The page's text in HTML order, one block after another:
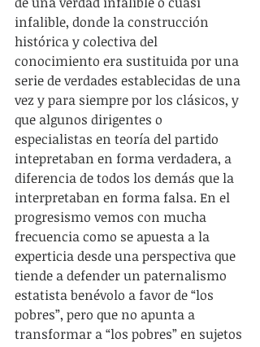
infalible, donde la construcción
histórica y colectiva del
conocimiento era sustituida por una
serie de verdades establecidas de una
vez y para siempre por los clásicos, y
que algunos dirigentes o
especialistas en teoría del partido
intepretaban en forma verdadera, a
diferencia de todos los demás que la
interpretaban en forma falsa. En el
progresismo vemos con mucha
frecuencia como se apuesta a la
experticia desde una perspectiva que
tiende a defender un paternalismo
estatista benévolo a favor de “los
pobres”, pero que no apunta a
transformar a “los pobres” en sujetos